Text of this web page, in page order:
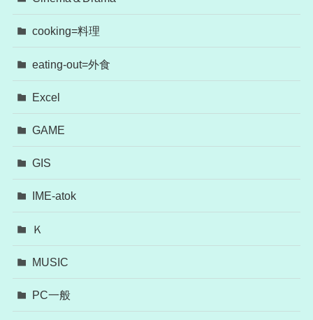
cooking=料理
eating-out=外食
Excel
GAME
GIS
IME-atok
Ｋ
MUSIC
PC一般